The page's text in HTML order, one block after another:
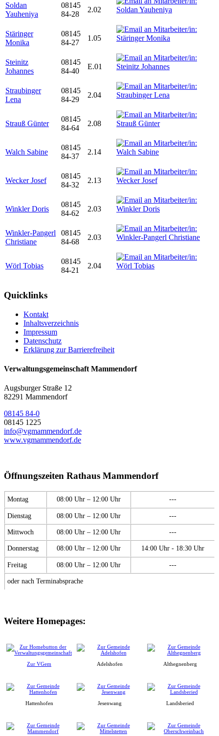
Soldan
Yauheniya
08145
84-28
2.02
Stäringer
Monika
08145
84-27
1.05
Steinitz
Johannes
08145
84-40
E.01
Straubinger
Lena
08145
84-29
2.04
Strauß Günter
08145
84-64
2.08
Walch Sabine
08145
84-37
2.14
Wecker Josef
08145
84-32
2.13
Winkler Doris
08145
84-62
2.03
Winkler-Pangerl
Christiane
08145
84-68
2.03
Wörl Tobias
08145
84-21
2.04
Quicklinks
Kontakt
Inhaltsverzeichnis
Impressum
Datenschutz
Erklärung zur Barrierefreiheit
Verwaltungsgemeinschaft Mammendorf
Augsburger Straße 12
82291 Mammendorf
08145 84-0
08145 1225
info@vgmammendorf.de
www.vgmammendorf.de
Öffnungszeiten Rathaus Mammendorf
Montag 08:00 Uhr – 12:00 Uhr ---
Dienstag 08:00 Uhr – 12:00 Uhr ---
Mittwoch 08:00 Uhr – 12:00 Uhr ---
Donnerstag 08:00 Uhr – 12:00 Uhr 14:00 Uhr - 18:30 Uhr
Freitag 08:00 Uhr – 12:00 Uhr ---
oder nach Terminabsprache
Weitere Homepages:
Zur VGem Adelshofen Althegnenberg
Hattenhofen Jesenwang Landsberied